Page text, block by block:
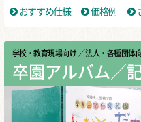
おすすめ仕様
価格例
学校・教育現場向け ／ 法人・各種団体
卒園アルバム／